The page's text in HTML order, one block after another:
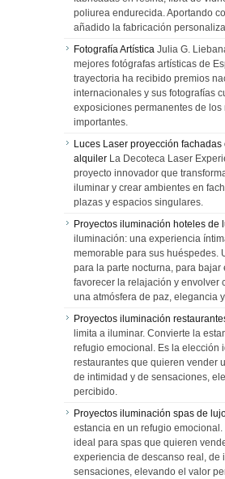
poliurea endurecida. Aportando
añadido la fabricación
Fotografía Artística Julia G.
mejores fotógrafas artísticas de
trayectoria ha recibido premios
internacionales y sus fotografías
exposiciones permanentes de los
importantes.
Luces Laser proyección
alquiler La Decoteca Laser
proyecto innovador que
iluminar y crear ambientes en
plazas y espacios singulares.
Proyectos iluminación hoteles de
iluminación: una experiencia
memorable para sus huéspedes.
para la parte nocturna, para bajar
favorecer la relajación y envolver
una atmósfera de paz, elegancia
Proyectos iluminación
limita a iluminar. Convierte la
refugio emocional. Es la elección
restaurantes que quieren vender
de intimidad y de sensaciones,
percibido.
Proyectos iluminación spas de
estancia en un refugio emocional.
ideal para spas que quieren
experiencia de descanso real, de
sensaciones, elevando el valor